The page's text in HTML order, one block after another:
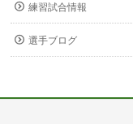
練習試合情報
選手ブログ